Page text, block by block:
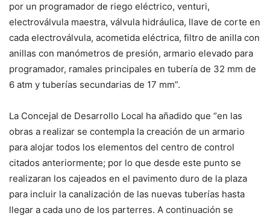
por un programador de riego eléctrico, venturi,
electroválvula maestra, válvula hidráulica, llave de corte en
cada electroválvula, acometida eléctrica, filtro de anilla con
anillas con manómetros de presión, armario elevado para
programador, ramales principales en tubería de 32 mm de
6 atm y tuberías secundarias de 17 mm”.
La Concejal de Desarrollo Local ha añadido que “en las
obras a realizar se contempla la creación de un armario
para alojar todos los elementos del centro de control
citados anteriormente; por lo que desde este punto se
realizaran los cajeados en el pavimento duro de la plaza
para incluir la canalización de las nuevas tuberías hasta
llegar a cada uno de los parterres. A continuación se